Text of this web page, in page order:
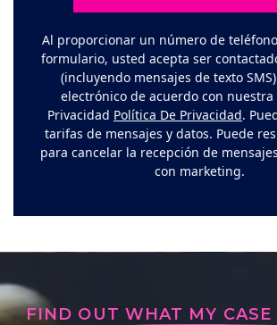
Al proporcionar un número de
formulario, usted acepta ser
(incluyendo mensajes de texto
electrónico de acuerdo con nuestra
Privacidad Política De Privacidad.
tarifas de mensajes y datos. Puede
para cancelar la recepción de
con marketing.
FIND OUT WHAT MY CASE